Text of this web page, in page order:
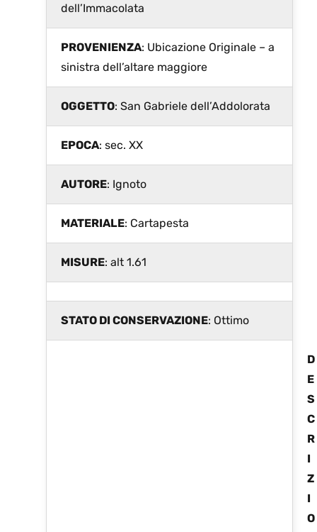
dell’Immacolata
PROVENIENZA: Ubicazione Originale – a
sinistra dell’altare maggiore
OGGETTO: San Gabriele dell’Addolorata
EPOCA: sec. XX
AUTORE: Ignoto
MATERIALE: Cartapesta
MISURE: alt 1.61
STATO DI CONSERVAZIONE: Ottimo
D
E
S
C
R
I
Z
I
O